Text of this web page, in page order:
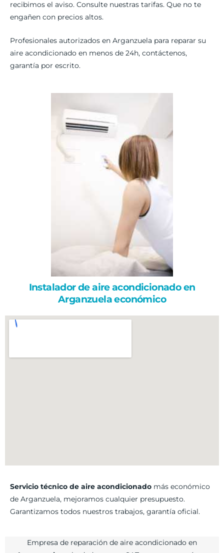
recibimos el aviso. Consulte nuestras tarifas. Que no te
engañen con precios altos.
Profesionales autorizados en Arganzuela para reparar su
aire acondicionado en menos de 24h, contáctenos,
garantía por escrito.
Instalador de aire acondicionado en
Arganzuela económico
Servicio técnico de aire acondicionado más económico
de Arganzuela, mejoramos cualquier presupuesto.
Garantizamos todos nuestros trabajos, garantía oficial.
Empresa de reparación de aire acondicionado en